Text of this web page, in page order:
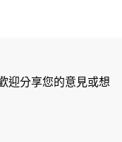
迎分享您的意見或想